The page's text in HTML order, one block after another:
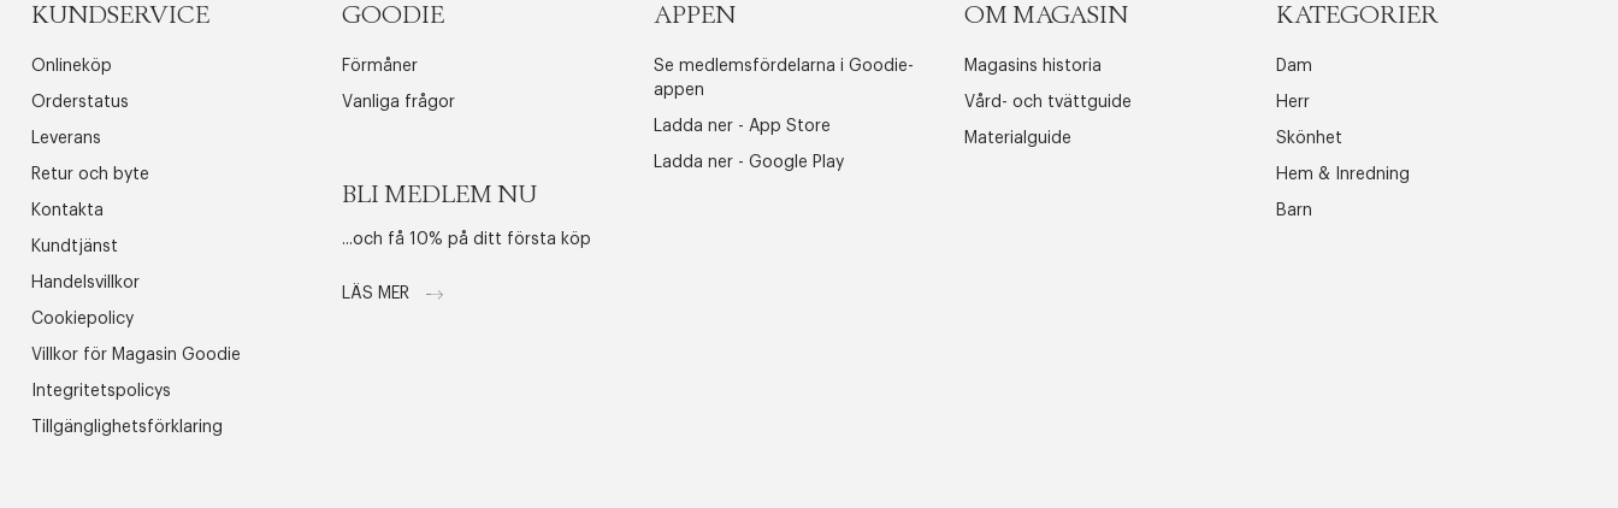
KUNDSERVICE
Onlineköp
Orderstatus
Leverans
Retur och byte
Kontakta
Kundtjänst
Handelsvillkor
Cookiepolicy
Villkor för Magasin Goodie
Integritetspolicys
Tillgänglighetsförklaring
GOODIE
Förmåner
Vanliga frågor
BLI MEDLEM NU
...och få 10% på ditt första köp
LÄS MER
APPEN
Se medlemsfördelarna i Goodie-
appen
Ladda ner - App Store
Ladda ner - Google Play
OM MAGASIN
Magasins historia
Vård- och tvättguide
Materialguide
KATEGORIER
Dam
Herr
Skönhet
Hem & Inredning
Barn